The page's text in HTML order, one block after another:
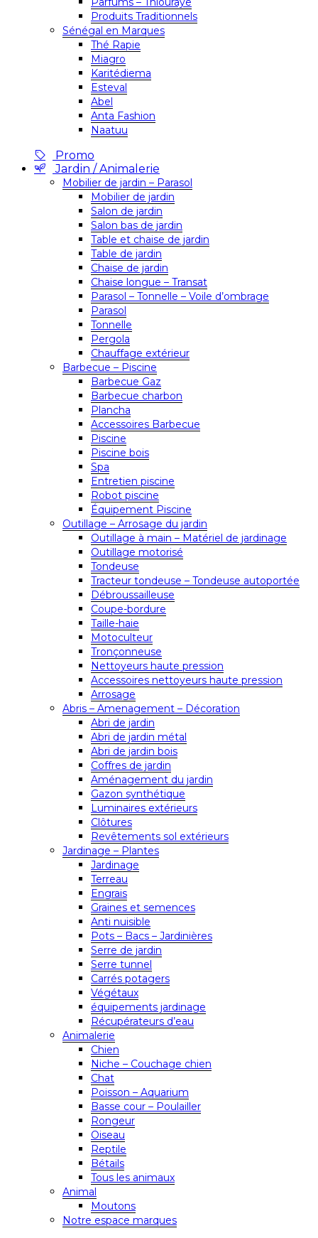
Produits Traditionnels
Sénégal en Marques
Thé Rapie
Miagro
Karitédiema
Esteval
Abel
Anta Fashion
Naatuu
Promo
Jardin / Animalerie
Mobilier de jardin – Parasol
Mobilier de jardin
Salon de jardin
Salon bas de jardin
Table et chaise de jardin
Table de jardin
Chaise de jardin
Chaise longue – Transat
Parasol – Tonnelle – Voile d’ombrage
Parasol
Tonnelle
Pergola
Chauffage extérieur
Barbecue – Piscine
Barbecue Gaz
Barbecue charbon
Plancha
Accessoires Barbecue
Piscine
Piscine bois
Spa
Entretien piscine
Robot piscine
Équipement Piscine
Outillage – Arrosage du jardin
Outillage à main – Matériel de jardinage
Outillage motorisé
Tondeuse
Tracteur tondeuse – Tondeuse autoportée
Débroussailleuse
Coupe-bordure
Taille-haie
Motoculteur
Tronçonneuse
Nettoyeurs haute pression
Accessoires nettoyeurs haute pression
Arrosage
Abris – Amenagement – Décoration
Abri de jardin
Abri de jardin métal
Abri de jardin bois
Coffres de jardin
Aménagement du jardin
Gazon synthétique
Luminaires extérieurs
Clôtures
Revêtements sol extérieurs
Jardinage – Plantes
Jardinage
Terreau
Engrais
Graines et semences
Anti nuisible
Pots – Bacs – Jardinières
Serre de jardin
Serre tunnel
Carrés potagers
Végétaux
équipements jardinage
Récupérateurs d’eau
Animalerie
Chien
Niche – Couchage chien
Chat
Poisson – Aquarium
Basse cour – Poulailler
Rongeur
Oiseau
Reptile
Bétails
Tous les animaux
Animal
Moutons
Notre espace marques